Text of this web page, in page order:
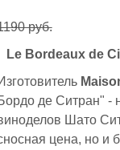
руб.
Le Bordeaux de
де Ситран" -
Шато
цена, но и